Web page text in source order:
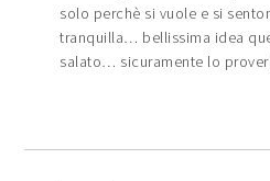
solo perchè si vuole e si
tranquilla… bellissima idea
salato… sicuramente lo